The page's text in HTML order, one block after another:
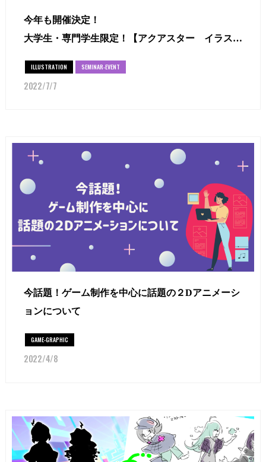
今年も開催決定！
大学生・専門学生限定！【アクアスター イラスト
ILLUSTRATION SEMINAR-EVENT
2022/7/7
今話題！ゲーム制作を中心に話題の２Dアニメーシ
ョンについて
GAME-GRAPHIC
2022/4/8